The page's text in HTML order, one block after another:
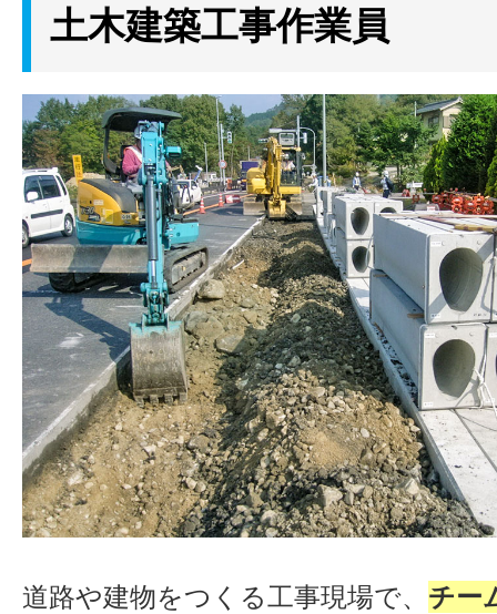
土木建築工事作業員
道路や建物をつくる工事現場で、 チー